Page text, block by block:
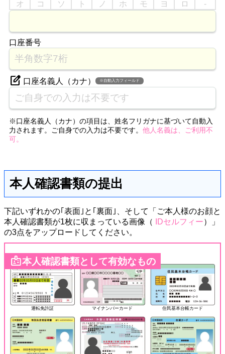
オ
コ ソ ト ノ ホ モ ヨ ロ -
口座番号
edit_square 口座名義人（カナ） ※自動入力フィールド
※口座名義人（カナ）の項目は、姓名フリガナに基づいて自動入
力されます。ご自身での入力は不要です。 他人名義は、ご利用不
可。
本人確認書類の提出
下記いずれかの｢表面｣と｢裏面｣、そして「ご本人様のお顔と
本人確認書類が1枚に収まっている画像（ IDセルフィー）」
の3点をアップロードしてください。
badge本人確認書類として有効なもの
運転免許証 マイナンバーカード 住民基本台帳カード